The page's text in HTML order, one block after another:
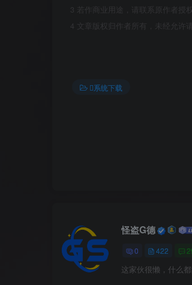
3 若作商业用途，请联系原作者授
4 文章版权归作者所有，未经允许
系统下载
怪盗G德
0 422
这家伙很懒，什么